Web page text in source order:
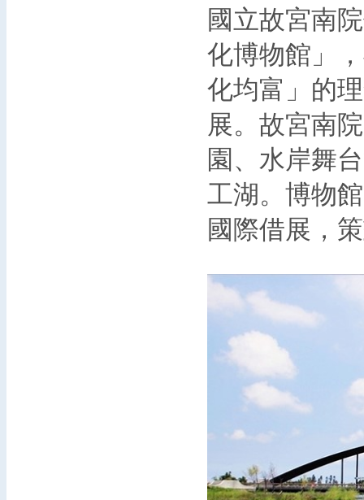
國立故宮南
化博物館」
化均富」的
展。故宮南
園、水岸舞
工湖。博物
國際借展，